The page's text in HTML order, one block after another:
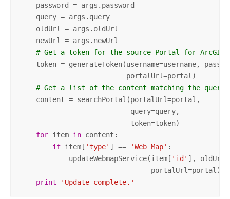
    password = args.password
    query = args.query
    oldUrl = args.oldUrl
    newUrl = args.newUrl
# Get a token for the source Portal for ArcGIS.
token = generateToken(username=username,
                          portalUrl=portal)
# Get a list of the content matching the query.
    content = searchPortal(portalUrl=portal,
                           query=query,
                           token=token)
for item in content:
if item[ 'type' ] == 'Web Map' :
            updateWebmapService(item[
'id' ], oldUrl,
                                portalUrl=portal)
print
'Update complete.'